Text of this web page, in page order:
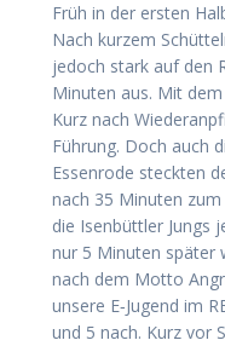
Früh in der ers­ten
Nach kur­zem
jedoch stark auf den
Minu­ten aus. Mit
Kurz nach
Füh­rung. Doch auch
Essenrode steck­ten
nach 35 Minu­ten
die Isen­bütt­ler Jungs
nur 5 Minu­ten spä­ter
nach dem Mot­to
unse­re E‑Jugend im
und 5 nach. Kurz vor